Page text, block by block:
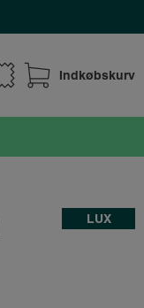
Indkøbskurv
LUX